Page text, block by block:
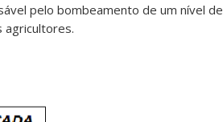
pelo bombeamento de um nível de
agricultores.